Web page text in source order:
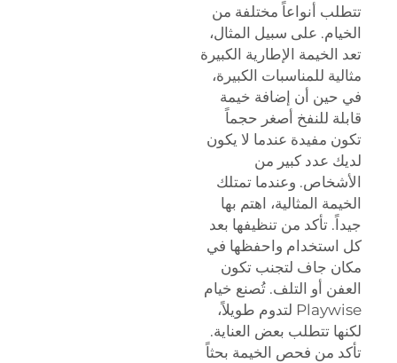
تتطلب أنواعاً مختلفة من
الخيام. على سبيل المثال،
تعد الخيمة الإطارية الكبيرة
مثالية للمناسبات الكبيرة،
في حين أن إضافة خيمة
قابلة للنفخ أصغر حجماً
تكون مفيدة عندما لا يكون
لديك عدد كبير من
الأشخاص. وعندما تمتلك
الخيمة المثالية، اهتم بها
جيداً. تأكد من تنظيفها بعد
كل استخدام واحفظها في
مكان جاف لتجنب تكون
العفن أو التلف. تُصنع خيام
Playwise لتدوم طويلاً،
لكنها تتطلب بعض العناية.
تأكد من فحص الخيمة بحثاً